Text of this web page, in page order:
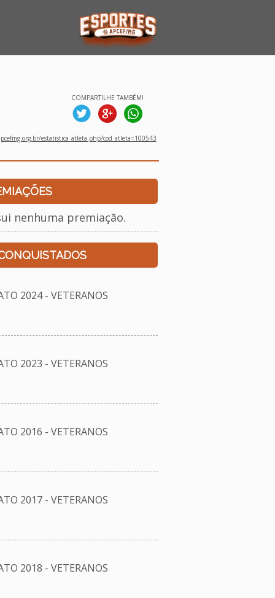
COMPARTILHE TAMBÉM!
estatistica_atleta.php?cod_atleta=100543
nenhuma premiação.
2024 - VETERANOS
2023 - VETERANOS
2016 - VETERANOS
2017 - VETERANOS
2018 - VETERANOS